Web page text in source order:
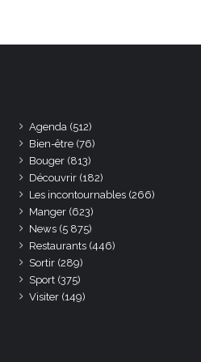
Agenda (512)
Bien-être (76)
Bouger (813)
Découvrir (182)
Les incontournables (266)
Manger (623)
News (5 875)
Restaurants (446)
Sortir (289)
Sport (375)
Visiter (149)